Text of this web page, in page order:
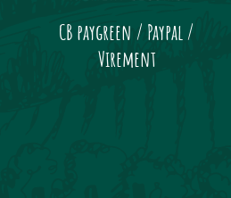
CB paygreen / Paypal /
Virement